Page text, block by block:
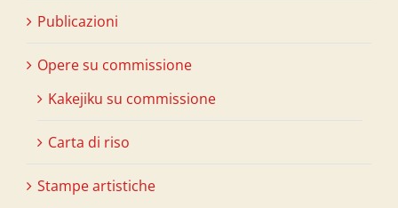
Publicazioni
Opere su commissione
Kakejiku su commissione
Carta di riso
Stampe artistiche